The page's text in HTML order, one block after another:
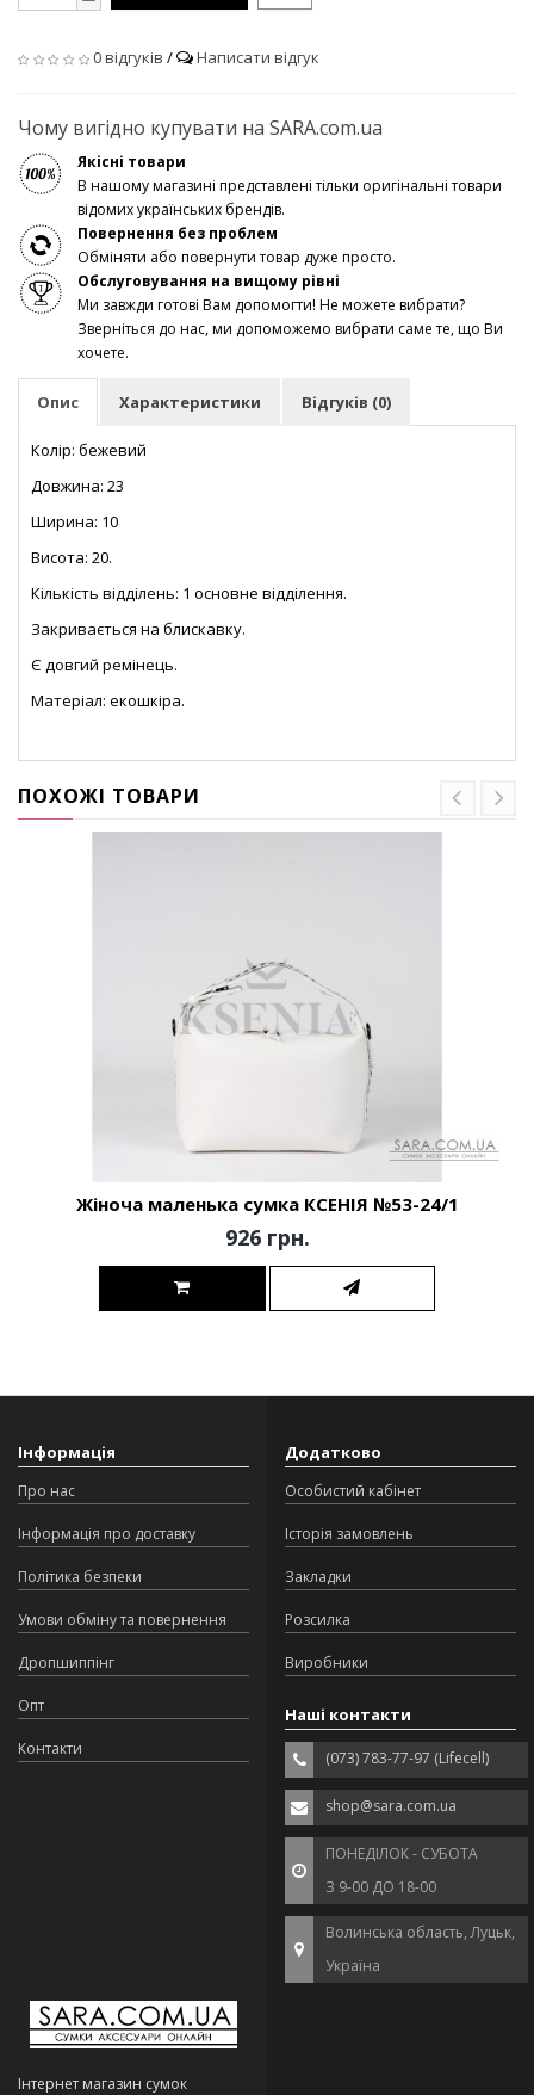
0 відгуків / Написати відгук
Чому вигідно купувати на SARA.com.ua
Якісні товари
В нашому магазині представлені тільки оригінальні товари
відомих українських брендів.
Повернення без проблем
Обміняти або повернути товар дуже просто.
Обслуговування на вищому рівні
Ми завжди готові Вам допомогти! Не можете вибрати?
Зверніться до нас, ми допоможемо вибрати саме те, що Ви
хочете.
Опис Характеристики Відгуків (0)
Колір: бежевий
Довжина: 23
Ширина: 10
Висота: 20.
Кількість відділень: 1 основне відділення.
Закривається на блискавку.
Є довгий ремінець.
Матеріал: екошкіра.
ПОХОЖІ ТОВАРИ
Жіноча маленька сумка КСЕНІЯ №53-24/1
926 грн.
Інформація
Про нас
Інформація про доставку
Політика безпеки
Умови обміну та повернення
Дропшиппінг
Опт
Контакти
Додатково
Особистий кабінет
Історія замовлень
Закладки
Розсилка
Виробники
Наші контакти
(073) 783-77-97 (Lifecell)
shop@sara.com.ua
ПОНЕДІЛОК - СУБОТА
З 9-00 ДО 18-00
Волинська область, Луцьк,
Україна
Інтернет магазин сумок